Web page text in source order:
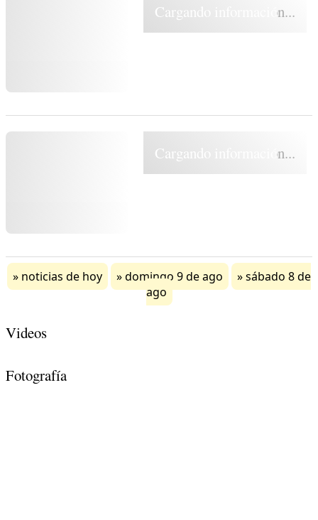
Cargando información...
Cargando información...
noticias de hoy domingo 9 de ago
sábado 8 de
ago
Videos
Fotografía